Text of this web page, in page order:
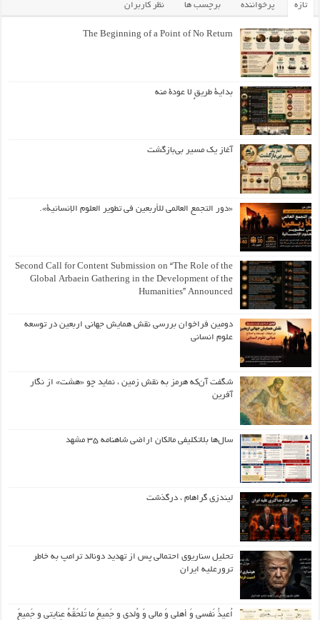
تازه پرخواننده برچسب ها نظر کاربران
The Beginning of a Point of No Return
بداية طريقٍ لا عودة منه
آغاز یک مسیر بی‌بازگشت
«دور التجمع العالمي للأربعين في تطوير العلوم الإنسانية».
Second Call for Content Submission on “The Role of the
Global Arbaein Gathering in the Development of the
Humanities” Announced
دومین فراخوان بررسی نقش همایش جهانی اربعین در توسعه
علوم انسانی
شگفت آن‌که هرمز به نقش زمین ، نماید چو «هشت» از نگار
آفرین
سال‌ها بلاتکلیفی مالکان اراضی شاهنامه ۳۵ مشهد
لیندزی گراهام ، درگذشت
تحلیل سناریوی احتمالی پس از تهدید دونالد ترامپ به خاطر
ترورعلیه ایران
اُعیذُ نَفسی وَ أهلی وَ مالی وَ وُلدی و جَمیعَ ما تَلحَقُهُ عِنایتی و جَمیعَ